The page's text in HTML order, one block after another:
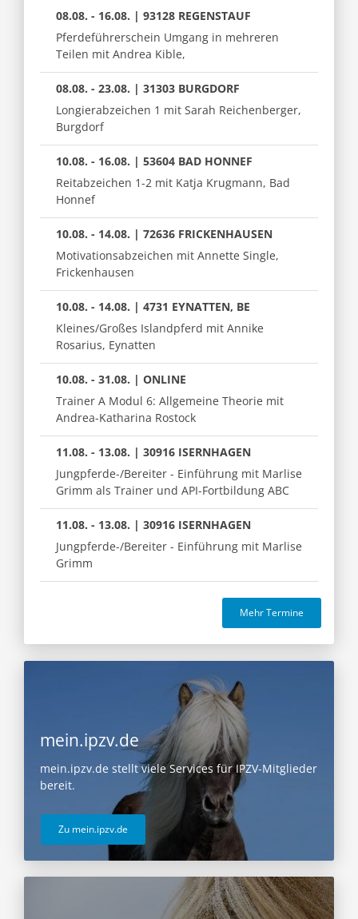
08.08. - 16.08. | 93128 REGENSTAUF
Pferdeführerschein Umgang in mehreren
Teilen mit Andrea Kible,
08.08. - 23.08. | 31303 BURGDORF
Longierabzeichen 1 mit Sarah Reichenberger,
Burgdorf
10.08. - 16.08. | 53604 BAD HONNEF
Reitabzeichen 1-2 mit Katja Krugmann, Bad
Honnef
10.08. - 14.08. | 72636 FRICKENHAUSEN
Motivationsabzeichen mit Annette Single,
Frickenhausen
10.08. - 14.08. | 4731 EYNATTEN, BE
Kleines/Großes Islandpferd mit Annike
Rosarius, Eynatten
10.08. - 31.08. | ONLINE
Trainer A Modul 6: Allgemeine Theorie mit
Andrea-Katharina Rostock
11.08. - 13.08. | 30916 ISERNHAGEN
Jungpferde-/Bereiter - Einführung mit Marlise
Grimm als Trainer und API-Fortbildung ABC
11.08. - 13.08. | 30916 ISERNHAGEN
Jungpferde-/Bereiter - Einführung mit Marlise
Grimm
Mehr Termine
mein.ipzv.de
mein.ipzv.de stellt viele Services für IPZV-Mitglieder
bereit.
Zu mein.ipzv.de